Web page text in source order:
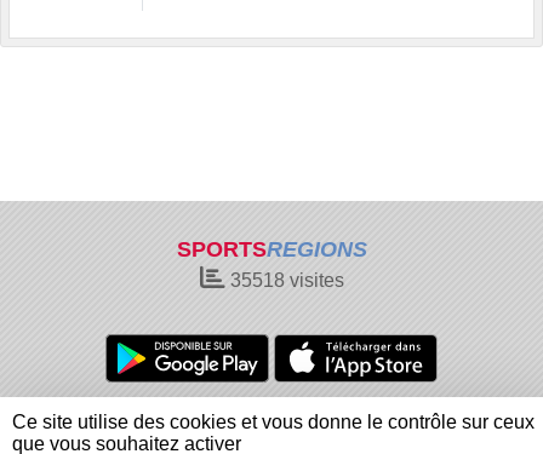
SPORTSREGIONS
35518visites
Charte cookies
Gestion des cookies
Informations légales
Signaler un contenu inapproprié
Ce site utilise des cookies et vous donne le contrôle sur ceux
que vous souhaitez activer